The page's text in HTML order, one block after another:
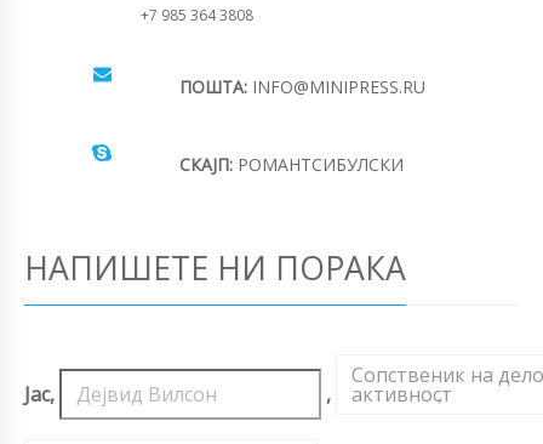
+7 985 364 3808
ПОШТА: INFO@MINIPRESS.RU
СКАЈП: РОМАНТСИБУЛСКИ
НАПИШЕТЕ НИ ПОРАКА
Јас, ,
Сопственик на
активност
,